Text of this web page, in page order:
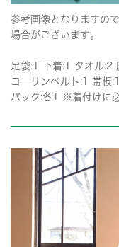
参考画像となりますの
場合がございます。
足袋:1 下着:1 タオル:2
コーリンベルト:1 帯板
バック:各1 ※着付けに